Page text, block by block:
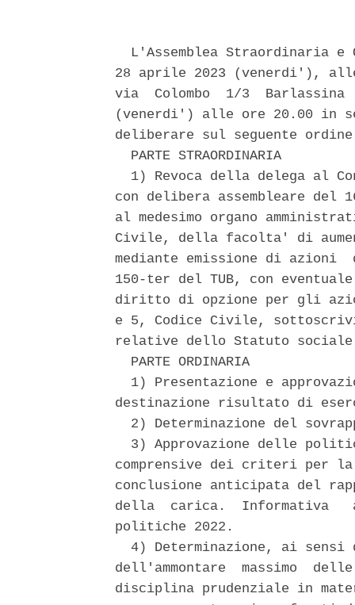
L'Assemblea Straordinaria e
28 aprile 2023 (venerdi'),
via  Colombo  1/3
(venerdi') alle ore 20.00 in
deliberare sul seguente
  PARTE STRAORDINARIA
1) Revoca della delega al
con delibera assembleare del
al medesimo organo
Civile, della facolta' di
mediante emissione di
150-ter del TUB, con
diritto di opzione per gli
e 5, Codice Civile,
relative dello Statuto
  PARTE ORDINARIA
1) Presentazione e
destinazione risultato di
2) Determinazione del
3) Approvazione delle
comprensive dei criteri per la
conclusione anticipata del
della  carica.  Informativa
politiche 2022.
4) Determinazione, ai sensi
dell'ammontare  massimo
disciplina prudenziale in